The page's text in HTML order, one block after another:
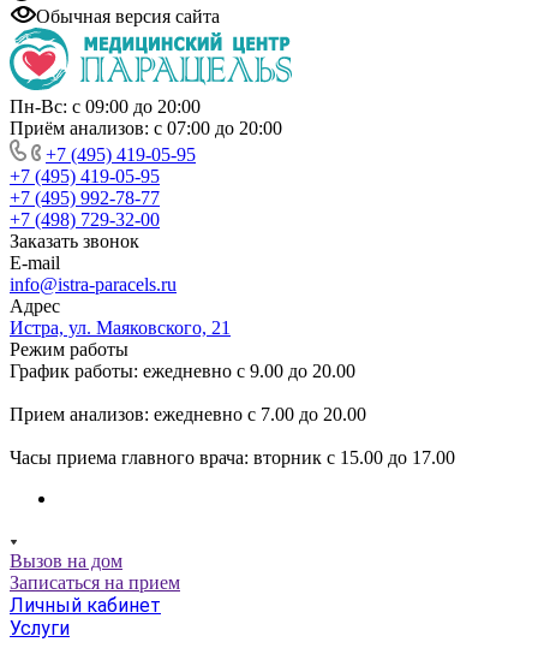
Обычная версия сайта
Пн-Вс: с 09:00 до 20:00
Приём анализов: с 07:00 до 20:00
+7 (495) 419-05-95
+7 (495) 419-05-95
+7 (495) 992-78-77
+7 (498) 729-32-00
Заказать звонок
E-mail
info@istra-paracels.ru
Адрес
Истра, ул. Маяковского, 21
Режим работы
График работы: ежедневно с 9.00 до 20.00
Прием анализов: ежедневно с 7.00 до 20.00
Часы приема главного врача: вторник с 15.00 до 17.00
Вызов на дом
Записаться на прием
Личный кабинет
Услуги